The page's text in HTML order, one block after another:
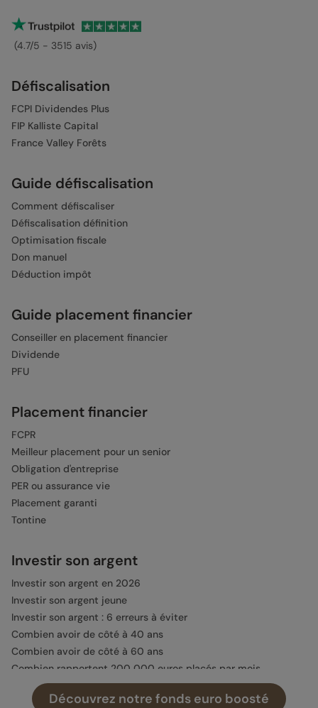
Découvrez notre fonds euro boosté
(4.7/5 - 3515 avis)
Défiscalisation
FCPI Dividendes Plus
FIP Kalliste Capital
France Valley Forêts
Guide défiscalisation
Comment défiscaliser
Défiscalisation définition
Optimisation fiscale
Don manuel
Déduction impôt
Guide placement financier
Conseiller en placement financier
Dividende
PFU
Placement financier
FCPR
Meilleur placement pour un senior
Obligation d'entreprise
PER ou assurance vie
Placement garanti
Tontine
Investir son argent
Investir son argent en 2026
Investir son argent jeune
Investir son argent : 6 erreurs à éviter
Combien avoir de côté à 40 ans
Combien avoir de côté à 60 ans
Combien rapportent 200 000 euros placés par mois
Combien rapportent 300 000 euros placés par mois
Investir 20 000 euros